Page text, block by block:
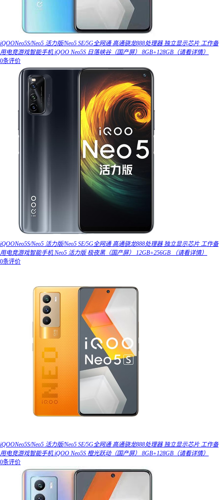
iQOONeo5S/Neo5 活力版/Neo5 SE/5G全网通 高通骁龙888处理器 独立显示芯片 工作备
用电竞游戏智能手机 iQOO Neo5S 日落峡谷（国产屏） 8GB+128GB（请看详情）
0条评价
iQOONeo5S/Neo5 活力版/Neo5 SE/5G全网通 高通骁龙888处理器 独立显示芯片 工作备
用电竞游戏智能手机 Neo5 活力版 极夜黑（国产屏） 12GB+256GB （请看详情）
0条评价
iQOONeo5S/Neo5 活力版/Neo5 SE/5G全网通 高通骁龙888处理器 独立显示芯片 工作备
用电竞游戏智能手机 iQOO Neo5S 橙光跃动（国产屏） 8GB+128GB（请看详情）
0条评价